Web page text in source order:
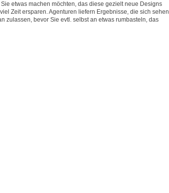
etwas machen möchten, das diese gezielt neue Designs
Zeit ersparen. Agenturen liefern Ergebnisse, die sich sehen
zulassen, bevor Sie evtl. selbst an etwas rumbasteln, das